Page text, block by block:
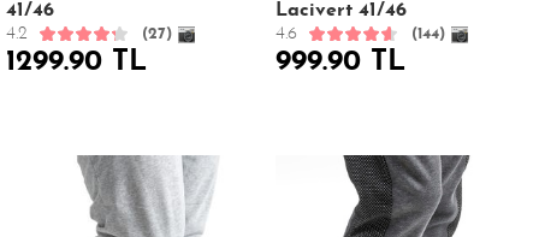
41/46
4.2 (27)
1299.90 TL
Lacivert 41/46
4.6 (144)
999.90 TL